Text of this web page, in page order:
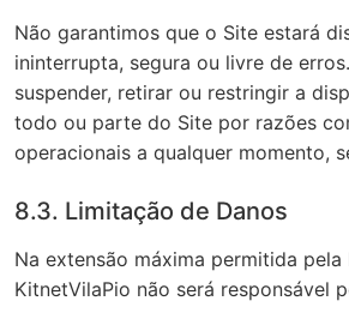
Não garantimos que o Site estará
ininterrupta, segura ou livre de
suspender, retirar ou restringir a
todo ou parte do Site por razões
operacionais a qualquer momento,
8.3. Limitação de Danos
Na extensão máxima permitida pela
KitnetVilaPio não será responsável